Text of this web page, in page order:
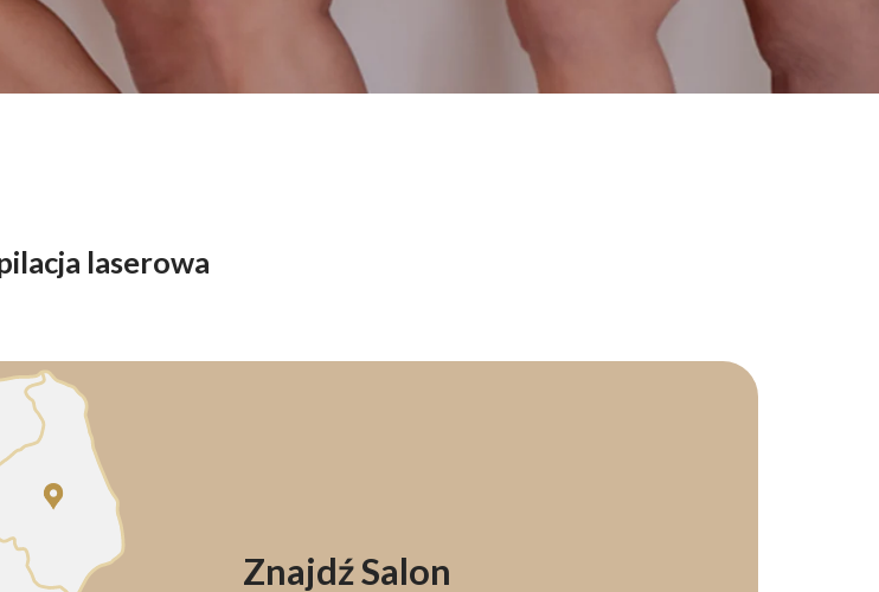
- efekty, które przekonają Cię do
o których warto wiedzieć
diodowy? Porównanie
Endermologia przed i po – jakie efekty ujędrnienia i wysmuklenia
ud możesz osiągnąć?
Endermologia – ile zabiegów potrzeba, aby zobaczyć efekty?
laserowa
Znajdź Salon